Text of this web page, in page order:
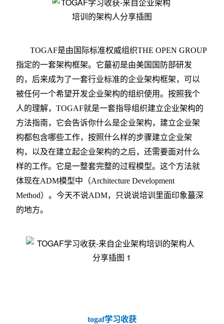
TOGAF是由国际标准权威组织THE OPEN GROUP
指定的一套架构框架。它蕞初是由美国国防部研发
的，后来成为了一套行业标准的企业架构框架，可以
被任何一个希望开发企业架构的组织使用。按照我个
人的理解，TOGAF就是一套指导组织建立企业架构的
方法指南，它会告诉你什么是企业架构，建立企业架
构都包含哪些工作，按照什么样的步骤建立企业架
构，以及在建立起企业架构的之后，还需要面对什么
样的工作。它是一整套完整的过程模型。这个方法就
体现在ADM模型中（Architecture Development
Method）。今天不说ADM，只说说培训里面印象蕞深
的地方。
togaf学习收获